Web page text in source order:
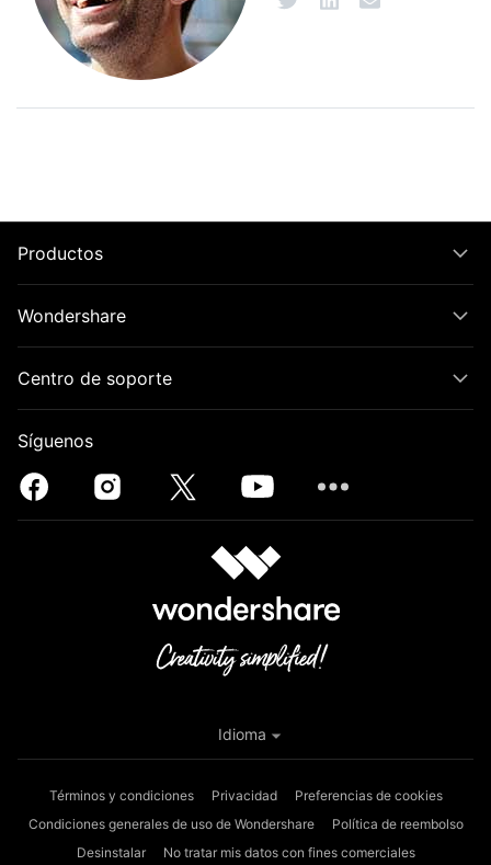
Productos
Wondershare
Centro de soporte
Síguenos
Términos y condiciones Privacidad
Preferencias de cookies
Condiciones generales de uso de Wondershare
Política de reembolso
Desinstalar
No tratar mis datos con fines comerciales
Idioma